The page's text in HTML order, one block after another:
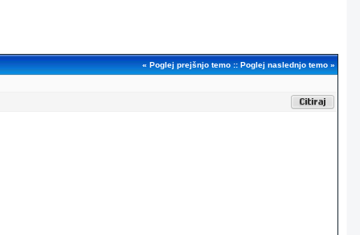
« Poglej prejšnjo temo :: Poglej naslednjo temo »